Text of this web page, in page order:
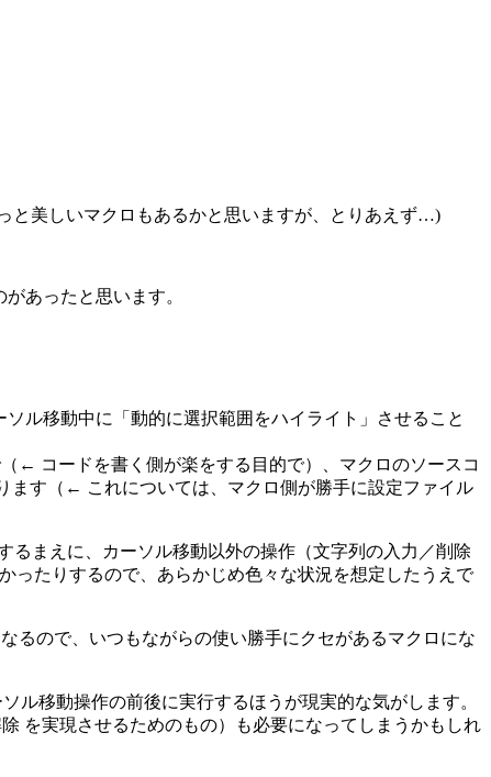
と美しいマクロもあるかと思いますが、とりあえず…)
あったと思います。
ル移動中に「動的に選択範囲をハイライト」させること
← コードを書く側が楽をする目的で）、マクロのソースコ
ます（← これについては、マクロ側が勝手に設定ファイル
るまえに、カーソル移動以外の操作（文字列の入力／削除
ったりするので、あらかじめ色々な状況を想定したうえで
るので、いつもながらの使い勝手にクセがあるマクロにな
ル移動操作の前後に実行するほうが現実的な気がします。
を実現させるためのもの）も必要になってしまうかもしれ